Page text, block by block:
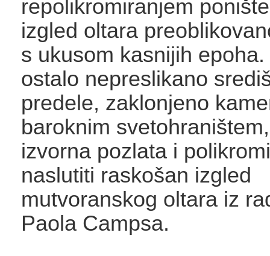
repolikromiranjem
izgled oltara
s ukusom kasnijih
ostalo nepreslikano
predele, zaklonjeno
baroknim
izvorna pozlata i
naslutiti raskošan izgled
mutvoranskog oltara iz
Paola Campsa.